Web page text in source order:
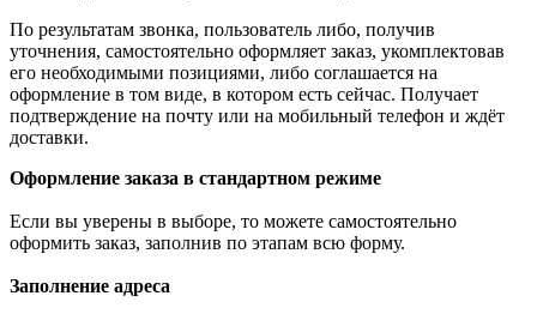
По результатам звонка, пользователь либо, получив
уточнения, самостоятельно оформляет заказ, укомплектовав
его необходимыми позициями, либо соглашается на
оформление в том виде, в котором есть сейчас. Получает
подтверждение на почту или на мобильный телефон и ждёт
доставки.
Оформление заказа в стандартном режиме
Если вы уверены в выборе, то можете самостоятельно
оформить заказ, заполнив по этапам всю форму.
Заполнение адреса